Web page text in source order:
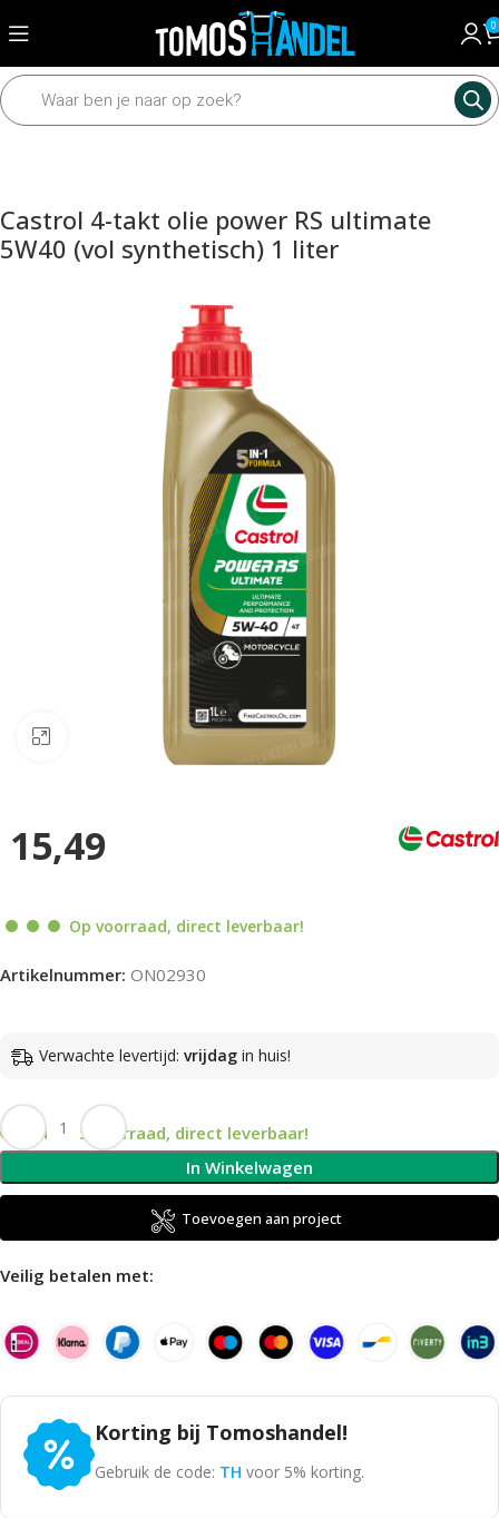
0
Home Universeel Onderhoudsmiddelen
Castrol 4-takt olie power RS ultimate
5W40 (vol synthetisch) 1 liter
Klik om te vergroten
15,49
Op voorraad, direct leverbaar!
Artikelnummer: ON02930
Verwachte levertijd: vrijdag in huis!
Op voorraad, direct leverbaar!
In Winkelwagen
Toevoegen aan project
Veilig betalen met:
Korting bij Tomoshandel!
Gebruik de code: TH voor 5% korting.